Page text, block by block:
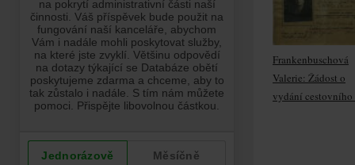
Frankenbuschová
Valerie: Žádost o
vydání cestovního